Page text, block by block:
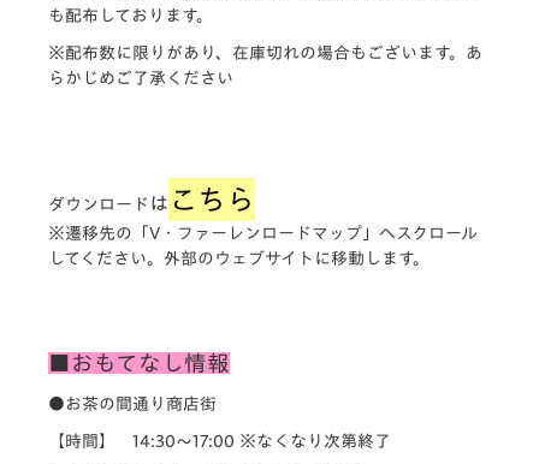
も配布しております。
※配布数に限りがあり、在庫切れの場合もございます。あ
らかじめご了承ください
ダウンロード は こちら
※遷移先の「V・ファーレンロードマップ」へスクロール
してください。外部のウェブサイトに移動します。
■おもてなし情報
●お茶の間通り商店街
【時間】 14:30～17:00 ※なくなり次第終了